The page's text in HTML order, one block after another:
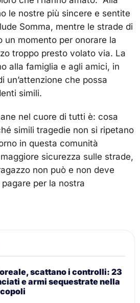
le nostre più sincere e sentite
Somma, mentre le strade di
un momento per onorare la
troppo presto volato via. La
alla famiglia e agli amici, in
un’attenzione che possa
simili.
nel cuore di tutti è: cosa
simili tragedie non si ripetano
in questa comunità
sicurezza sulle strade,
non può e non deve
per la nostra
scattano i controlli: 23
e armi sequestrate nella